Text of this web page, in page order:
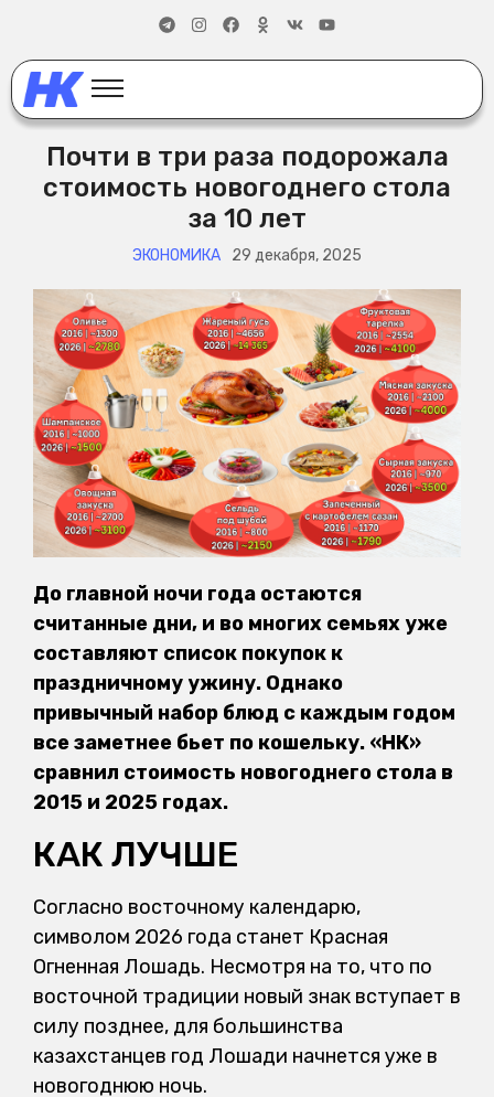
Почти в три раза подорожала
стоимость новогоднего стола
за 10 лет
ЭКОНОМИКА 29 декабря, 2025
До главной ночи года остаются
считанные дни, и во многих семьях уже
составляют список покупок к
праздничному ужину. Однако
привычный набор блюд с каждым годом
все заметнее бьет по кошельку. «НК»
сравнил стоимость новогоднего стола в
2015 и 2025 годах.
КАК ЛУЧШЕ
Согласно восточному календарю,
символом 2026 года станет Красная
Огненная Лошадь. Несмотря на то, что по
восточной традиции новый знак вступает в
силу позднее, для большинства
казахстанцев год Лошади начнется уже в
новогоднюю ночь.